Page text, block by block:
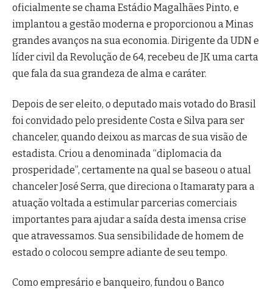
oficialmente se chama Estádio Magalhães Pinto, e
implantou a gestão moderna e proporcionou a Minas
grandes avanços na sua economia. Dirigente da UDN e
líder civil da Revolução de 64, recebeu de JK uma carta
que fala da sua grandeza de alma e caráter.
Depois de ser eleito, o deputado mais votado do Brasil
foi convidado pelo presidente Costa e Silva para ser
chanceler, quando deixou as marcas de sua visão de
estadista. Criou a denominada “diplomacia da
prosperidade”, certamente na qual se baseou o atual
chanceler José Serra, que direciona o Itamaraty para a
atuação voltada a estimular parcerias comerciais
importantes para ajudar a saída desta imensa crise
que atravessamos. Sua sensibilidade de homem de
estado o colocou sempre adiante de seu tempo.
Como empresário e banqueiro, fundou o Banco